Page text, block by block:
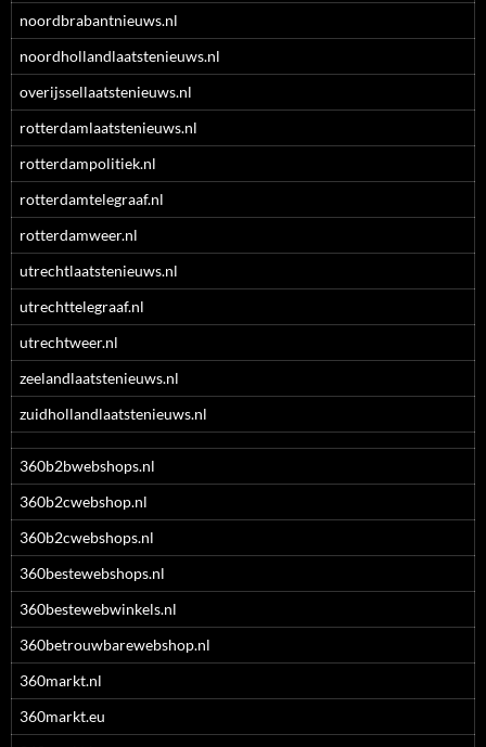
noordbrabantnieuws.nl
noordhollandlaatstenieuws.nl
overijssellaatstenieuws.nl
rotterdamlaatstenieuws.nl
rotterdampolitiek.nl
rotterdamtelegraaf.nl
rotterdamweer.nl
utrechtlaatstenieuws.nl
utrechttelegraaf.nl
utrechtweer.nl
zeelandlaatstenieuws.nl
zuidhollandlaatstenieuws.nl
360b2bwebshops.nl
360b2cwebshop.nl
360b2cwebshops.nl
360bestewebshops.nl
360bestewebwinkels.nl
360betrouwbarewebshop.nl
360markt.nl
360markt.eu